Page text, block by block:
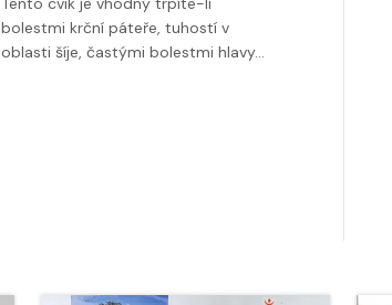
bolestmi krční páteře, tuhostí v
oblasti šíje, častými bolestmi hlavy…